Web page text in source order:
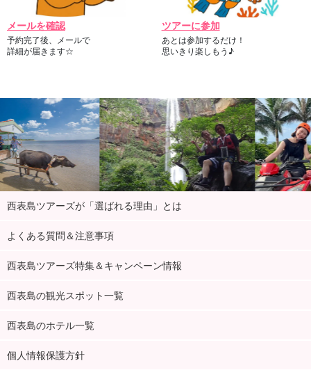
メールを確認
予約完了後、メールで
詳細が届きます☆
ツアーに参加
あとは参加するだけ！
思いきり楽しもう♪
西表島ツアーズが「選ばれる理由」とは
よくある質問＆注意事項
西表島ツアーズ特集＆キャンペーン情報
西表島の観光スポット一覧
西表島のホテル一覧
個人情報保護方針